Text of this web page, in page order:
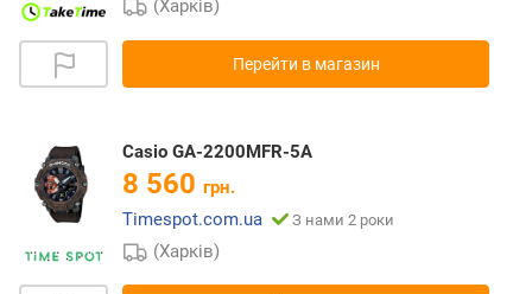
(Харків)
Перейти в магазин
Casio GA-2200MFR-5A
8 560 грн.
Timespot.com.ua
З нами 2 роки
(Харків)